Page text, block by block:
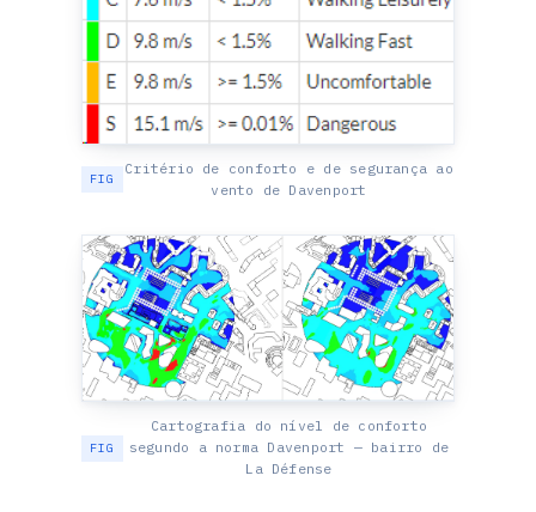
Critério de conforto e de segurança ao
vento de Davenport
Cartografia do nível de conforto
segundo a norma Davenport — bairro de
La Défense